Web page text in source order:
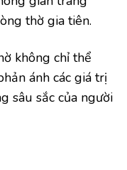
thờ gia tiên.
không chỉ thể
ánh các giá trị
sâu sắc của người